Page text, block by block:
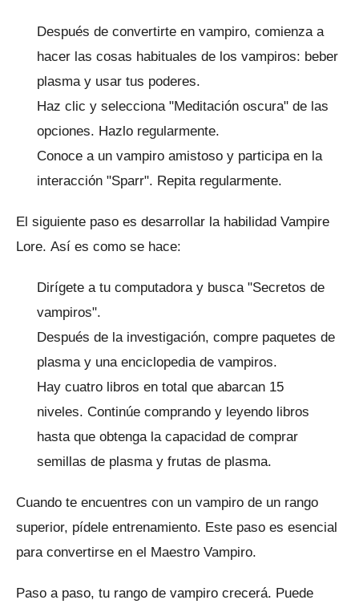
Después de convertirte en vampiro, comienza a
hacer las cosas habituales de los vampiros: beber
plasma y usar tus poderes.
Haz clic y selecciona "Meditación oscura" de las
opciones. Hazlo regularmente.
Conoce a un vampiro amistoso y participa en la
interacción "Sparr". Repita regularmente.
El siguiente paso es desarrollar la habilidad Vampire
Lore. Así es como se hace:
Dirígete a tu computadora y busca "Secretos de
vampiros".
Después de la investigación, compre paquetes de
plasma y una enciclopedia de vampiros.
Hay cuatro libros en total que abarcan 15
niveles. Continúe comprando y leyendo libros
hasta que obtenga la capacidad de comprar
semillas de plasma y frutas de plasma.
Cuando te encuentres con un vampiro de un rango
superior, pídele entrenamiento. Este paso es esencial
para convertirse en el Maestro Vampiro.
Paso a paso, tu rango de vampiro crecerá. Puede